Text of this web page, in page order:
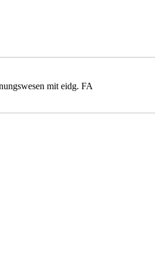
mit eidg. FA